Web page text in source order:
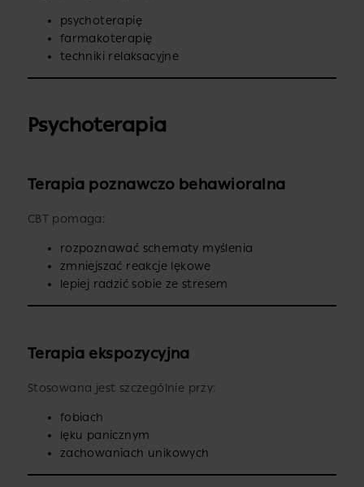
psychoterapię
farmakoterapię
techniki relaksacyjne
Psychoterapia
Terapia poznawczo behawioralna
CBT pomaga:
rozpoznawać schematy myślenia
zmniejszać reakcje lękowe
lepiej radzić sobie ze stresem
Terapia ekspozycyjna
Stosowana jest szczególnie przy:
fobiach
lęku panicznym
zachowaniach unikowych